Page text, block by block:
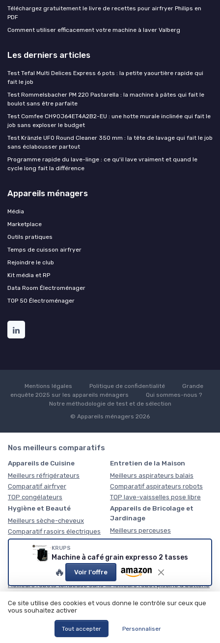
KRUPS
Machine à café grain expresso 2 tasses
🔥 Voir l'offre
Téléchargez gratuitement le livre de recettes pour airfryer Philips en
PDF
Comment utiliser efficacement votre machine à laver Valberg
Les derniers articles
Test Tefal Multi Delices Express 6 pots : la petite yaourtière rapide qui
fait le job
Test Rommelsbacher PM 220 Pastarella : la machine à pâtes qui fait le
boulot sans être parfaite
Test Comfee CH90J64ET4A2B2-EU : une hotte murale inclinée qui fait le
job sans exploser le budget
Test Kränzle UFO Round Cleaner 350 mm : la tête de lavage qui fait le job
sans éclabousser partout
Programme rapide du lave-linge : ce qu'il lave vraiment et quand le
cycle long fait la différence
Appareils ménagers
Média
Marketplace
Outils pratiques
Temps de cuisson airfryer
Rejoindre le club
Kit média et RP
Data Room Électroménager
TOP 50 Électroménager
Mentions légales Politique de confidentialité
Grande
enquête 2025 sur les appareils ménagers
Qui sommes-nous ?
Notre méthodologie de test et de sélection
© Appareils ménagers 2026
Nos meilleurs comparatifs
Appareils de Cuisine
Meilleurs réfrigérateurs
Comparatif airfryer
TOP congélateurs
Entretien de la Maison
Meilleurs aspirateurs balais
Comparatif aspirateurs robots
TOP lave-vaisselles pose libre
Hygiène et Beauté
Meilleurs sèche-cheveux
Comparatif rasoirs électriques
TOP tondeuses cheveux
Appareils de Bricolage et
Jardinage
Meilleurs perceuses
Comparatif nettoyeurs haute
TOP compresseurs d'air
Robot de jardin
Meilleurs robots tondeuse sans fil
façades
Robot piscine
Meilleurs robot piscine à batterie
Comparatif robot piscine
TOP robot piscine fond parois et
Ce site utilise des cookies et vous donne le contrôle sur ceux que
vous souhaitez activer
Tout accepter Personnaliser